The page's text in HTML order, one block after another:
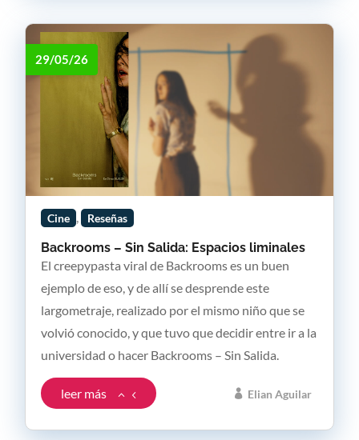
Backrooms – Sin Salida: Espacios liminales
Elian Aguilar
29/05/26
Cine , Reseñas
El creepypasta viral de Backrooms es un buen
ejemplo de eso, y de allí se desprende este
largometraje, realizado por el mismo niño que se
volvió conocido, y que tuvo que decidir entre ir a la
universidad o hacer Backrooms – Sin Salida.
leer más